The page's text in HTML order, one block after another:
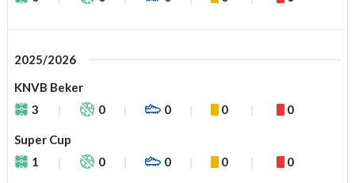
2025/2026
KNVB Beker
3
0 0 0 0
Super Cup
1
0 0 0 0